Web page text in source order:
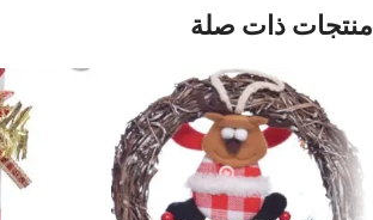
منتجات ذات صلة